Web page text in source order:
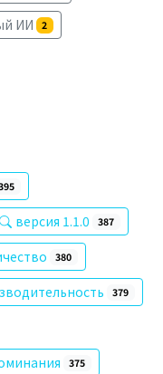
ИИ 2
версия 1.1.0 387
380
379
375